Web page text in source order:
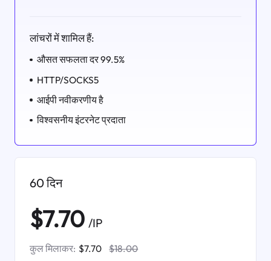
लांचरों में शामिल हैं:
औसत सफलता दर 99.5%
HTTP/SOCKS5
आईपी ​​नवीकरणीय है
विश्वसनीय इंटरनेट प्रदाता
60 दिन
$7.70 /IP
कुल मिलाकर: $7.70 $18.00